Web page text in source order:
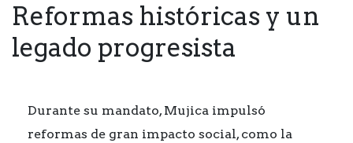
Reformas históricas y un
legado progresista
Durante su mandato, Mujica impulsó
reformas de gran impacto social, como la